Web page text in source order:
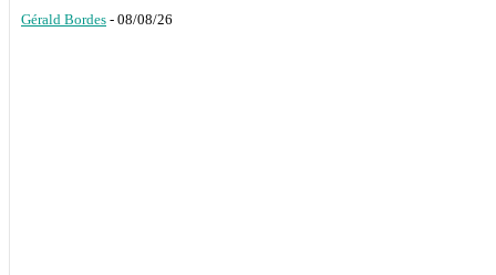
Gérald Bordes - 08/08/26